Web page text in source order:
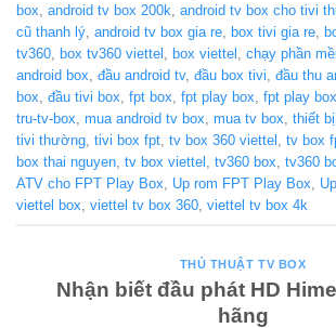
box android tv box 200k android tv box cho tivi
cũ thanh lý android tv box gia re box tivi gia re
tv360 box tv360 viettel box viettel chạy phần
android box đầu android tv, đầu box tivi đầu thu
box đầu tivi box fpt box fpt play box fpt play
tru-tv-box mua android tv box mua tv box thiết
tivi thường tivi box fpt tv box 360 viettel tv box
box thai nguyen tv box viettel tv360 box tv360
ATV cho FPT Play Box
Up rom FPT Play Box
viettel box viettel tv box 360 viettel tv box 4k
THỦ THUẬT TV BOX
Nhận biết đầu phát HD
hãng